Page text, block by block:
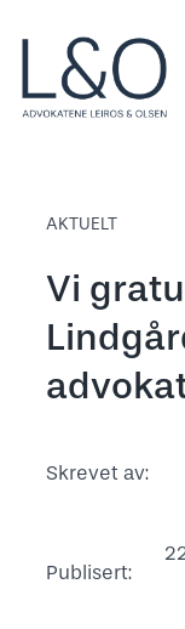
innhold
AKTUELT
Vi
Skrevet av:
Publisert: